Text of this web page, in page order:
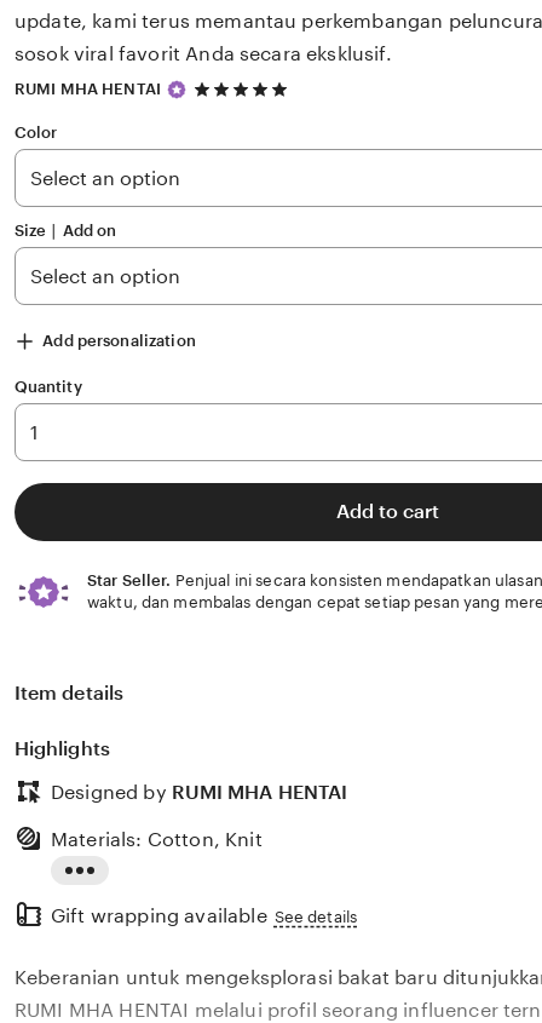
update, kami terus memantau perkembangan
sosok viral favorit Anda secara eksklusif.
RUMI MHA HENTAI
5
5
Color
Size ∣ Add on
Add personalization
Quantity
Add to cart
Star Seller. Penjual ini secara konsisten mendapatkan
waktu, dan membalas dengan cepat setiap pesan yang
Item details
Highlights
Designed by RUMI MHA HENTAI
the
description
Materials: Cotton, Knit
Gift wrapping available See details
Keberanian untuk mengeksplorasi bakat baru
RUMI MHA HENTAI melalui profil seorang influencer